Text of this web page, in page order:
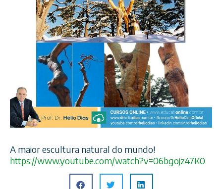
A maior escultura natural do mundo!
https://www.youtube.com/watch?v=06bgojz47K0